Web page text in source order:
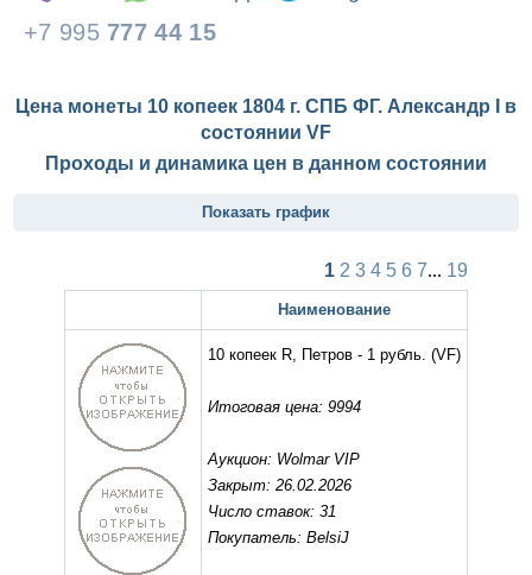
+7 995 777 44 15
Цена монеты 10 копеек 1804 г. СПБ ФГ. Александр I в
состоянии VF
Проходы и динамика цен в данном состоянии
Показать график
1 2 3 4 5 6 7... 19
Наименование
10 копеек R, Петров - 1 рубль. (VF)
Итоговая цена: 9994
Аукцион: Wolmar VIP
Закрыт: 26.02.2026
Число ставок: 31
Покупатель: BelsiJ